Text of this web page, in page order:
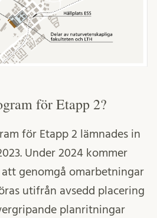
för Etapp 2?
för Etapp 2 lämnades in
Under 2024 kommer
genomgå omarbetningar
utifrån avsedd placering
planritningar